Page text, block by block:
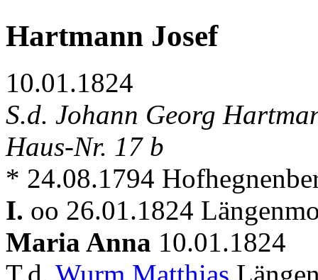
Hartmann Josef
10.01.1824
S.d. Johann Georg
Haus-Nr. 17 b
* 24.08.1794
I. oo 26.01.1824
Maria Anna 10.01.1824